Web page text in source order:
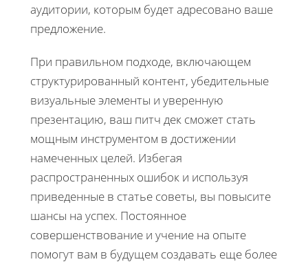
аудитории, которым будет адресовано ваше
предложение.
При правильном подходе, включающем
структурированный контент, убедительные
визуальные элементы и уверенную
презентацию, ваш питч дек сможет стать
мощным инструментом в достижении
намеченных целей. Избегая
распространенных ошибок и используя
приведенные в статье советы, вы повысите
шансы на успех. Постоянное
совершенствование и учение на опыте
помогут вам в будущем создавать еще более